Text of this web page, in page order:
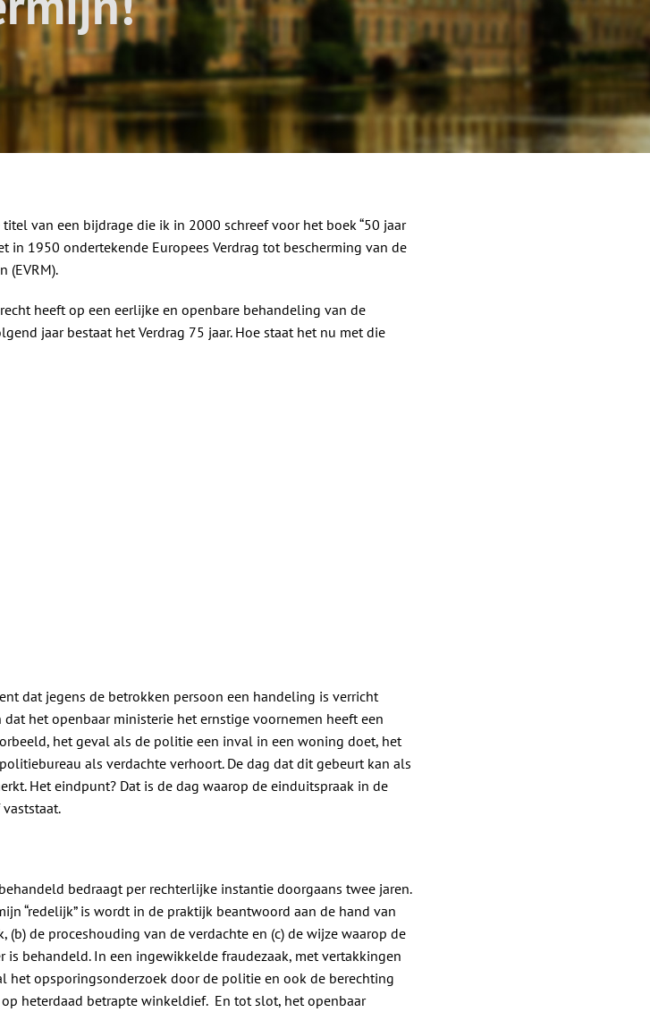
van een bijdrage die ik in 2000 schreef voor het boek “50 jaar
in 1950 ondertekende Europees Verdrag tot bescherming van de
(EVRM).
heeft op een eerlijke en openbare behandeling van de
jaar bestaat het Verdrag 75 jaar. Hoe staat het nu met die
dat jegens de betrokken persoon een handeling is verricht
het openbaar ministerie het ernstige voornemen heeft een
het geval als de politie een inval in een woning doet, het
als verdachte verhoort. De dag dat dit gebeurt kan als
Het eindpunt? Dat is de dag waarop de einduitspraak in de
bedraagt per rechterlijke instantie doorgaans twee jaren.
“redelijk” is wordt in de praktijk beantwoord aan de hand van
de proceshouding van de verdachte en (c) de wijze waarop de
behandeld. In een ingewikkelde fraudezaak, met vertakkingen
het opsporingsonderzoek door de politie en ook de berechting
heterdaad betrapte winkeldief. En tot slot, het openbaar